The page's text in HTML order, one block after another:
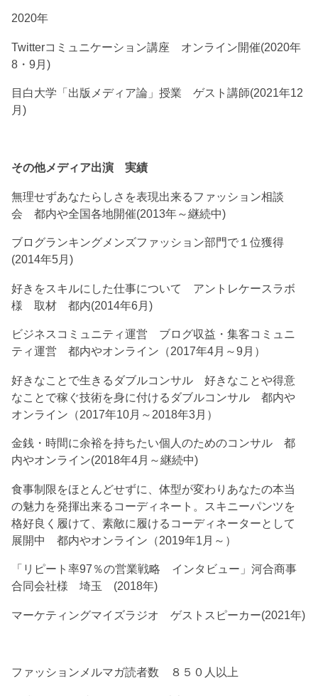
2020年
Twitterコミュニケーション講座 オンライン開催(2020年
8・9月)
目白大学「出版メディア論」授業 ゲスト講師(2021年12
月)
その他メディア出演 実績
無理せずあなたらしさを表現出来るファッション相談
会 都内や全国各地開催(2013年～継続中)
ブログランキングメンズファッション部門で１位獲得
(2014年5月)
好きをスキルにした仕事について アントレケースラボ
様 取材 都内(2014年6月)
ビジネスコミュニティ運営 ブログ収益・集客コミュニ
ティ運営 都内やオンライン（2017年4月～9月）
好きなことで生きるダブルコンサル 好きなことや得意
なことで稼ぐ技術を身に付けるダブルコンサル 都内や
オンライン（2017年10月～2018年3月）
金銭・時間に余裕を持ちたい個人のためのコンサル 都
内やオンライン(2018年4月～継続中)
食事制限をほとんどせずに、体型が変わりあなたの本当
の魅力を発揮出来るコーディネート。スキニーパンツを
格好良く履けて、素敵に履けるコーディネーターとして
展開中 都内やオンライン（2019年1月～）
「リピート率97％の営業戦略 インタビュー」河合商事
合同会社様 埼玉 (2018年)
マーケティングマイズラジオ ゲストスピーカー(2021年)
ファッションメルマガ読者数 ８５０人以上